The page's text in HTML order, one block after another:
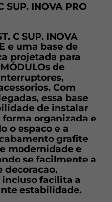
para ambientes
e corporatiVos que
de ATÉ dois
em um único ponto.
cozinhas e
a praticidade e a
ELÉTRICO sejam
uma SOLUÇÃO
SUP. INOVA PRO
C SUP. INOVA
e uma base de
projetada para
de
Com
essa base
de instalar
organizada e
o espaco e a
grafite
modernidade e
se facilmente a
decoracao,
facilita a
estabilidade.